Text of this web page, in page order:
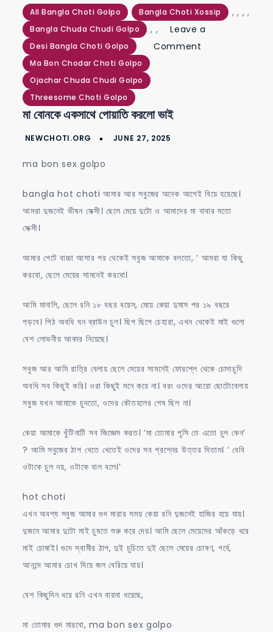
All Bangla Choti Golpo ,
Bangla Choti Xossip ,
Bangla Chuda Chudi Golpo
,
Desi Bangla Choti Golpo
,
Ma Bon Chodar Choti Golpo
,
Ojachar Chuda Chudi Golpo
,
Threesome Choti Golpo
Leave a
Comment
মা বোনকে একসাথে পোয়াতি করলো ভাই
ma bon sex golpo
bangla hot choti আমার আর সবুজের অনেক আগেই বিয়ে হয়েছে।
আমরা দুজনেই ভীষন সেক্সী। ছেলে মেয়ে দুটো ও আমাদের মা বাবার মতো
সেক্সী।
আমার পেটে বাচ্চা আসার পর থেকেই সবুজ আমাকে বলতো, ‘ আমরা যা কিছু
করবো, ছেলে মেয়ের সামনেই করবো।
আমি মানালি, ছেলে রনি ১৮ বছর বয়েস, মেয়ে কেয়া দুমাস পর ১৯ বছরে
পড়বে। পিঠ অবধি ঘন ব্রাউন চুল। ছিপ ছিপে চেহারা, এখন থেকেই মাই গুলো
বেশ লোভনীয় আকার নিয়েছে।
সবুজ আর আমি রাত্রি বেলায় ছেলে মেয়ের সামনেই ফোরপ্লে থেকে চোদাচুদি
অবধি সব কিছুই করি। ওরা কিছুই মনে করে না। বরং ওদের আরো ছোটোবেলায়
সবুজ যখন আমাকে চুদতো, ওদের কৌতহলের শেষ ছিল না।
কেয়া আমাকে খুঁটিনাটি সব জিজ্ঞেস করত। ‘মা তোমার পুসি তে এতো চুল কেন’
? আমি সবুজের ঠাপ খেতে খেতেই ওদের সব প্রশ্নের উত্তর দিতাম। ‘ বেবি
ওটাকে চুল নয়, ওটাকে বাল বলে।’
hot choti
এখন অবশ্য সবুজ আমার গুদ মারার সময় কেয়া রনি দুজনেই হাজির হয়ে যায়।
দুজনে আমার দুটো মাই চুষতে শুরু করে দেয়। আমি ছেলে মেয়েদের আঁকড়ে ধরে
মাই চোষাই। গুদে স্বামীর ঠাপ, দুই চুচিতে দুই ছেলে মেয়ের চোষণ, গর্বে,
আনন্দে আমার চোখ দিয়ে জল বেরিয়ে যায়।
বেশ কিছুদিন ধরে রনি এখন বায়না ধরেছে,
মা তোমার গুদ মারবো, ma bon sex golpo